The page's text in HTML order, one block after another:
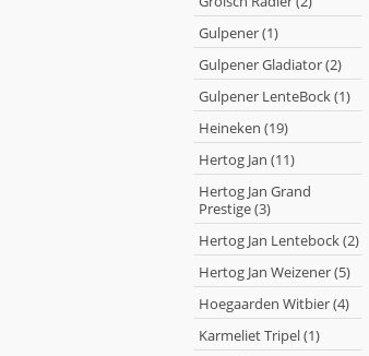
Gulpener (1)
Gulpener Gladiator (2)
Gulpener LenteBock (1)
Heineken (19)
Hertog Jan (11)
Hertog Jan Grand
Prestige (3)
Hertog Jan Lentebock (2)
Hertog Jan Weizener (5)
Hoegaarden Witbier (4)
Karmeliet Tripel (1)